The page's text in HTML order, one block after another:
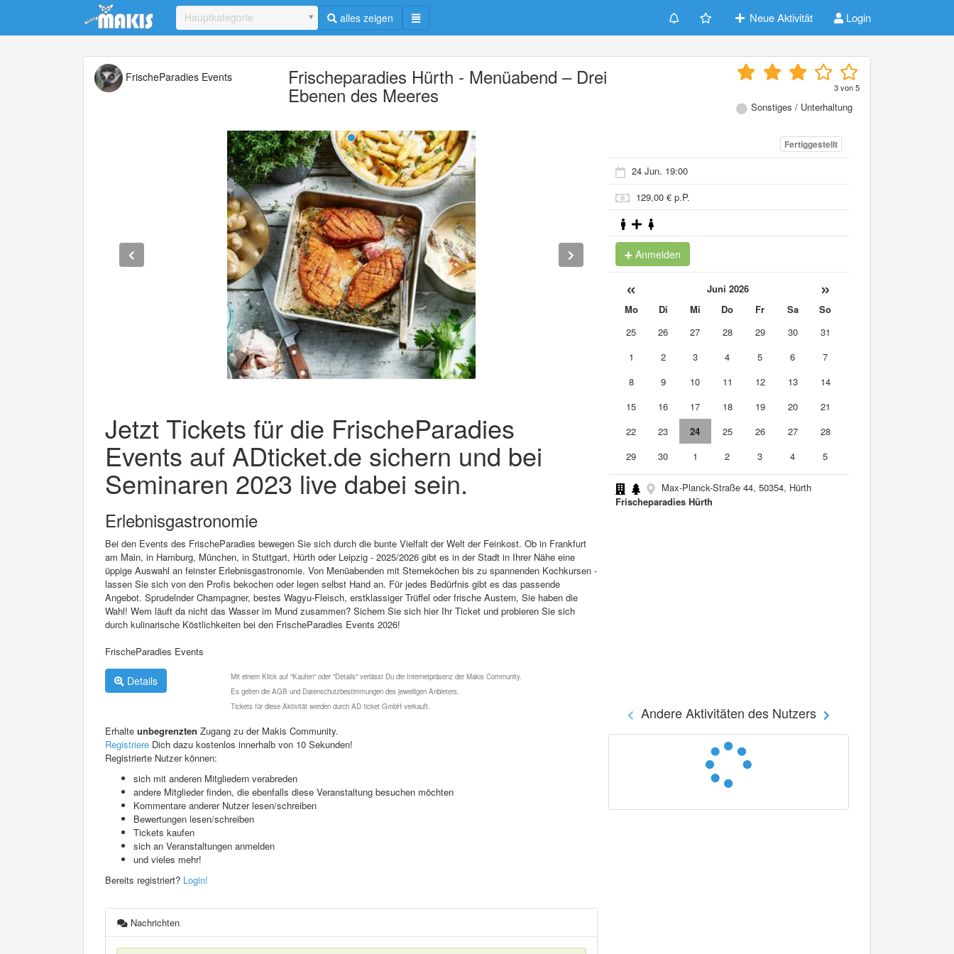
Update cookies preferences
Hauptkategorie alles zeigen Neue Aktivität Login
FrischeParadies Events Frischeparadies Hürth - Menüabend – Drei
Ebenen des Meeres 3von5
Sonstiges / Unterhaltung
Jetzt Tickets für die FrischeParadies
Events auf ADticket.de sichern und bei
Seminaren 2023 live dabei sein.
Erlebnisgastronomie
Bei den Events des FrischeParadies bewegen Sie sich durch die bunte Vielfalt der Welt der Feinkost. Ob in Frankfurt
am Main, in Hamburg, München, in Stuttgart, Hürth oder Leipzig - 2025/2026 gibt es in der Stadt in Ihrer Nähe eine
üppige Auswahl an feinster Erlebnisgastronomie. Von Menüabenden mit Sterneköchen bis zu spannenden Kochkursen -
lassen Sie sich von den Profis bekochen oder legen selbst Hand an. Für jedes Bedürfnis gibt es das passende
Angebot. Sprudelnder Champagner, bestes Wagyu-Fleisch, erstklassiger Trüffel oder frische Austern, Sie haben die
Wahl! Wem läuft da nicht das Wasser im Mund zusammen? Sichern Sie sich hier Ihr Ticket und probieren Sie sich
durch kulinarische Köstlichkeiten bei den FrischeParadies Events 2026!
FrischeParadies Events
Details
Mit einem Klick auf "Kaufen" oder "Details" verlässt Du die Internetpräsenz der Makis Community.
Es gelten die AGB und Datenschutzbestimmungen des jeweiligen Anbieters.
Tickets für diese Aktivität werden durch AD ticket GmbH verkauft.
Erhalte unbegrenzten Zugang zu der Makis Community.
Registriere Dich dazu kostenlos innerhalb von 10 Sekunden!
Registrierte Nutzer können:
sich mit anderen Mitgliedern verabreden
andere Mitglieder finden, die ebenfalls diese Veranstaltung besuchen möchten
Kommentare anderer Nutzer lesen/schreiben
Bewertungen lesen/schreiben
Tickets kaufen
sich an Veranstaltungen anmelden
und vieles mehr!
Bereits registriert? Login!
Nachrichten
Fertiggestellt
24 Jun. 19:00
129,00 € p.P.
Anmelden
« Juni 2026 »
Mo Di Mi Do Fr Sa
So
25
26 27 28 29 30
31
1
2 3 4 5 6
7
8
9 10 11 12 13
14
15
16 17 18 19 20
21
22
23 24 25 26 27
28
29
30 1 2 3 4 5
Max-Planck-Straße 44, 50354, Hürth
Frischeparadies Hürth
Andere Aktivitäten des Nutzers